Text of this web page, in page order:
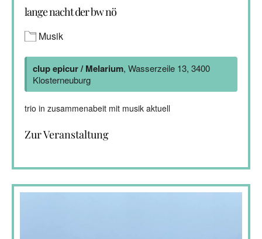
lange nacht der bw nö
Musik
clup epicur / Melarium, Wasserzeile 13, 3400
Klosterneuburg
trio in zusammenabeit mit musik aktuell
Zur Veranstaltung